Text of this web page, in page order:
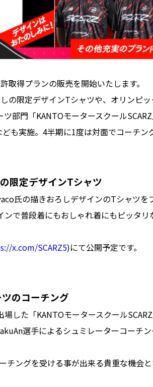
取得プランの販売を開始いたします。
の限定デザインTシャツや、オリンピ
部門「KANTOモータースクール
も実施。4半期に1度は対面でコーチン
限定デザインTシャツ
氏の描きおろしデザインのTシャツを
で普段着にもおしゃれ着にもピッタリ
x.com/SCARZ5)にて公開予定です。
のコーチング
した「KANTOモータースクール
選手によるシュミレーターコーチ
チングを受ける事が出来る貴重な機会